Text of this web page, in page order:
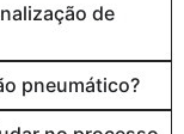
de
pneumático?